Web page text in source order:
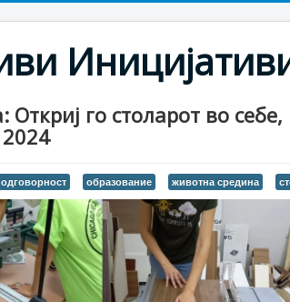
Откриј го столарот во
образование животна средина